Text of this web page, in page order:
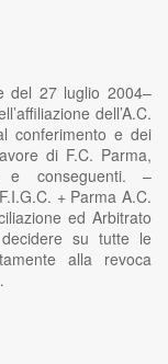
del 27 luglio 2004–
dell’A.C.
conferimento e dei
di F.C. Parma,
e conseguenti. –
+ Parma A.C.
ed Arbitrato
su tutte le
alla revoca